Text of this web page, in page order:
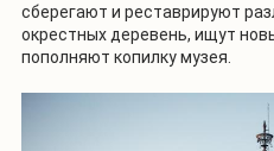
сберегают и реставрируют
окрестных деревень, ищут
пополняют копилку музея.